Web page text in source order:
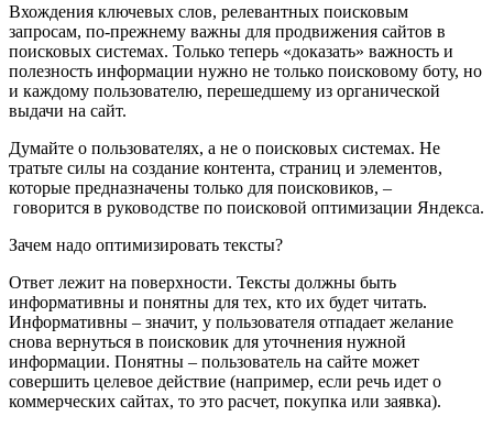
Вхождения ключевых слов, релевантных поисковым
запросам, по-прежнему важны для продвижения сайтов в
поисковых системах. Только теперь «доказать» важность и
полезность информации нужно не только поисковому боту, но
и каждому пользователю, перешедшему из органической
выдачи на сайт.
Думайте о пользователях, а не о поисковых системах. Не
тратьте силы на создание контента, страниц и элементов,
которые предназначены только для поисковиков, –
говорится в руководстве по поисковой оптимизации Яндекса.
Зачем надо оптимизировать тексты?
Ответ лежит на поверхности. Тексты должны быть
информативны и понятны для тех, кто их будет читать.
Информативны – значит, у пользователя отпадает желание
снова вернуться в поисковик для уточнения нужной
информации. Понятны – пользователь на сайте может
совершить целевое действие (например, если речь идет о
коммерческих сайтах, то это расчет, покупка или заявка).